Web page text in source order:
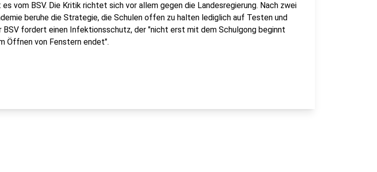
es vom BSV. Die Kritik richtet sich vor allem gegen die Landesregierung. Nach zwei
beruhe die Strategie, die Schulen offen zu halten lediglich auf Testen und
BSV fordert einen Infektionsschutz, der "nicht erst mit dem Schulgong beginnt
Öffnen von Fenstern endet".